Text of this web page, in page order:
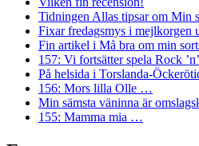
Tidningen Allas tipsar om Min
Fixar fredagsmys i mejlkorgen
Fin artikel i Må bra om min
157: Vi fortsätter spela Rock
På helsida i Torslanda-
156: Mors lilla Olle …
Min sämsta väninna är
155: Mamma mia …